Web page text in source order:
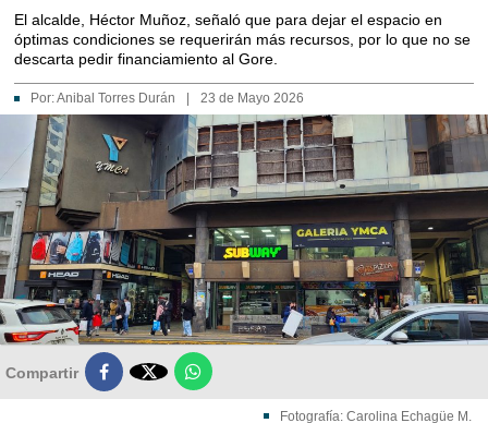
El alcalde, Héctor Muñoz, señaló que para dejar el espacio en
óptimas condiciones se requerirán más recursos, por lo que no se
descarta pedir financiamiento al Gore.
Por:Anibal Torres Durán 23 de Mayo 2026
Compartir 
Fotografía: Carolina Echagüe M.